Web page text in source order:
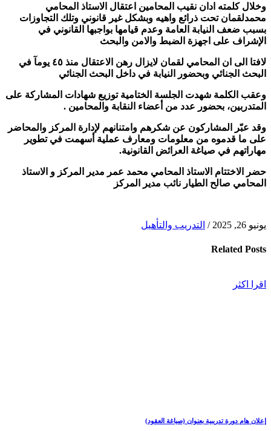
وخلال كلمته ادان نقيب المحامين اعتقال الاستاذ المحامي
محمدلقمان تحت ذرائع واهيه وبشكل غير قانوني وتلك التجاوزات
بسبب ضعف النيابة العامة وعدم قيامها بواجبها القانوني في
الإشراف على اجهزة الضبط والامن والبحث
لافتا الى ان المحامي لقمان لايزال رهن الاعتقال منذ ٤٥ يومآ في
البحث الجنائي وبحضور النيابة في داخل البحث الجنائي
وعقب الكلمة شهدت الجلسة الختامية توزيع شهادات المشاركة على
المتدربين، بحضور عدد من أعضاء النقابة والمحامين .
وقد عبّر المشاركون عن شكرهم وامتنانهم لإدارة المركز والمحاضر
على ما قدموه من معلومات ومعارف عملية أسهمت في تطوير
مهاراتهم في صياغة العرائض القانونية.
حضر الاختتام الاستاذ المحامي محمد عمر مدير المركز و الاستاذ
المحامي صالح الطيار نائب مدير المركز
يونيو 26, 2025 / التدريب والتأهيل
Related Posts
اقرا اكثر
إعلان هام دورة تدريبية بعنوان (صياغة العقود)